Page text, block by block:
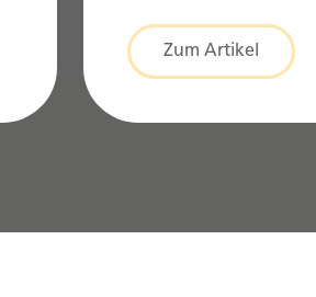
wollen wir das
ca. 20 Minuten
Anmeldung im
Zum Artikel